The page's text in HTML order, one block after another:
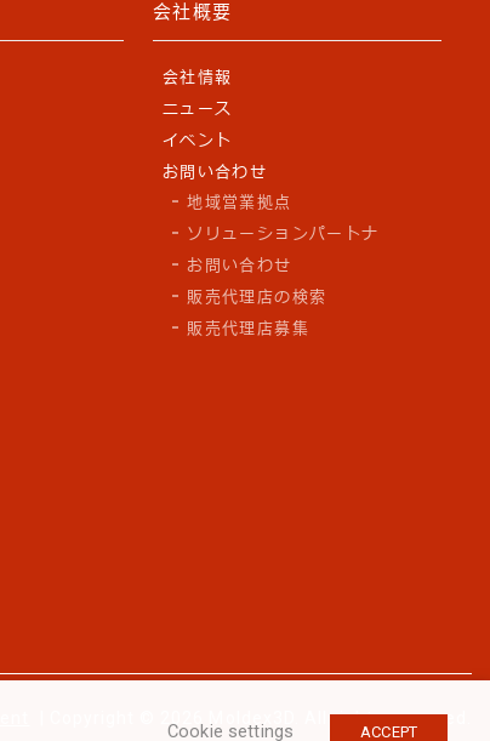
会社概要
会社情報
ニュース
イベント
お問い合わせ
地域営業拠点
ソリューションパートナ
お問い合わせ
販売代理店の検索
販売代理店募集
| Copyright © 2026 Moldex3D. All rights reserved.
Cookie settings ACCEPT